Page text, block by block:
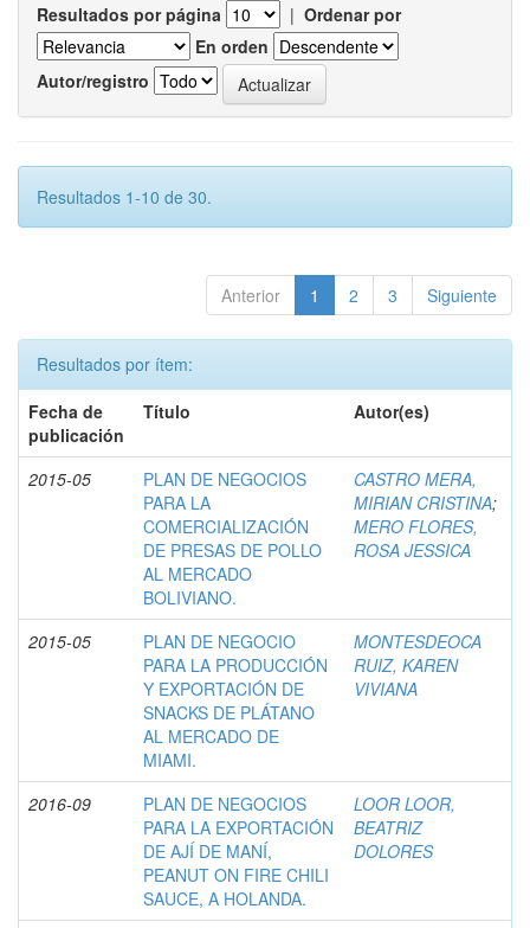
Resultados por página | Ordenar por
En orden
Autor/registro
Resultados 1-10 de 30.
Anterior 1 2 3 Siguiente
Resultados por ítem:
Fecha de
publicación
Título Autor(es)
2015-05
PLAN DE NEGOCIOS
PARA LA
COMERCIALIZACIÓN
DE PRESAS DE POLLO
AL MERCADO
BOLIVIANO.
CASTRO MERA,
MIRIAN CRISTINA;
MERO FLORES,
ROSA JESSICA
2015-05
PLAN DE NEGOCIO
PARA LA PRODUCCIÓN
Y EXPORTACIÓN DE
SNACKS DE PLÁTANO
AL MERCADO DE
MIAMI.
MONTESDEOCA
RUIZ, KAREN
VIVIANA
2016-09
PLAN DE NEGOCIOS
PARA LA EXPORTACIÓN
DE AJÍ DE MANÍ,
PEANUT ON FIRE CHILI
SAUCE, A HOLANDA.
LOOR LOOR,
BEATRIZ
DOLORES